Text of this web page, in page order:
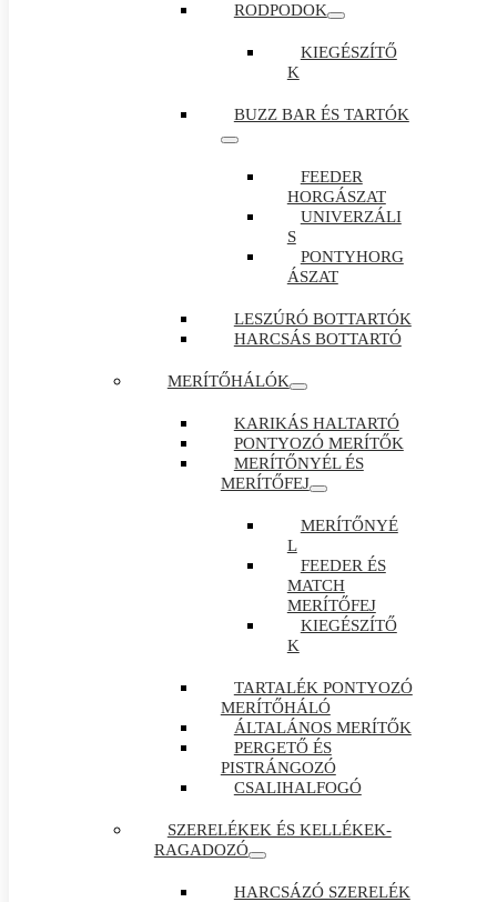
RODPODOK
KIEGÉSZÍTŐ
K
BUZZ BAR ÉS TARTÓK
FEEDER
HORGÁSZAT
UNIVERZÁLI
S
PONTYHORG
ÁSZAT
LESZÚRÓ BOTTARTÓK
HARCSÁS BOTTARTÓ
MERÍTŐHÁLÓK
KARIKÁS HALTARTÓ
PONTYOZÓ MERÍTŐK
MERÍTŐNYÉL ÉS
MERÍTŐFEJ
MERÍTŐNYÉ
L
FEEDER ÉS
MATCH
MERÍTŐFEJ
KIEGÉSZÍTŐ
K
TARTALÉK PONTYOZÓ
MERÍTŐHÁLÓ
ÁLTALÁNOS MERÍTŐK
PERGETŐ ÉS
PISTRÁNGOZÓ
CSALIHALFOGÓ
SZERELÉKEK ÉS KELLÉKEK-
RAGADOZÓ
HARCSÁZÓ SZERELÉK